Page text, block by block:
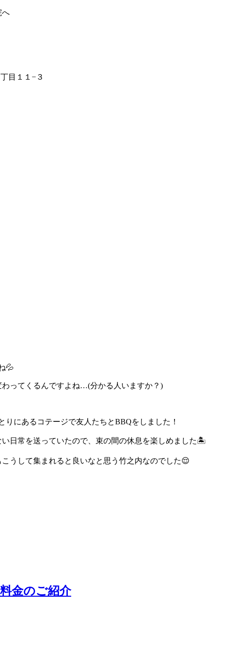
へ
目１１−３
💦
ってくるんですよね…(分かる人いますか？)
にあるコテージで友人たちとBBQをしました！
日常を送っていたので、束の間の休息を楽しめました🏝️
うして集まれると良いなと思う竹之内なのでした😌
金のご紹介